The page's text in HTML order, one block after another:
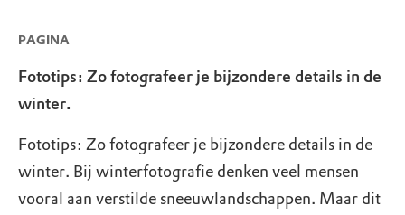
PAGINA
Fototips: Zo fotografeer je bijzondere details in de
winter.
Fototips: Zo fotografeer je bijzondere details in de
winter. Bij winterfotografie denken veel mensen
vooral aan verstilde sneeuwlandschappen. Maar dit